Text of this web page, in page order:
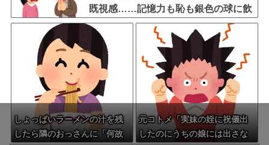
既視感……記憶力も恥も銀色の球に飲
み込まれたパチンコ依存症さん
しょっぱいラーメンの汁を残
したら隣のおっさんに「何故
元コトメ「実妹の姪に祝儀出
したのにうちの娘には出さな